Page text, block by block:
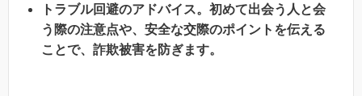
トラブル回避のアドバイス。初めて出会う人と会
う際の注意点や、安全な交際のポイントを伝える
ことで、詐欺被害を防ぎます。